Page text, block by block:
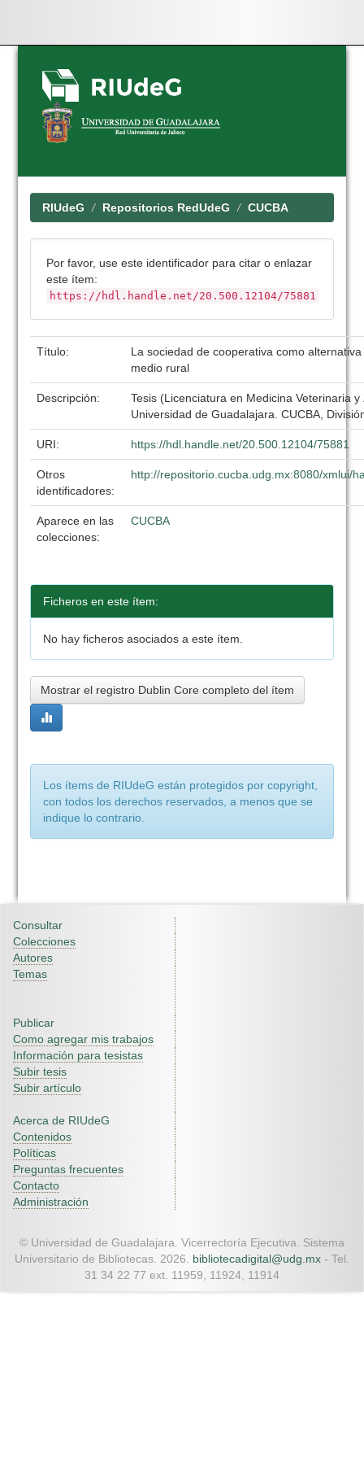
Skip
navigation
RIUdeG Repositorios RedUdeG CUCBA
Por favor, use este identificador para citar o enlazar
este ítem:
https://hdl.handle.net/20.500.12104/75881
Título:
La sociedad de cooperativa como
medio rural
Descripción:
Tesis (Licenciatura en Medicina Veterinaria
Universidad de Guadalajara. CUCBA,
URI: https://hdl.handle.net/20.500.12104/75881
Otros
identificadores:
http://repositorio.cucba.udg.mx:8080/xmlui/
Aparece en las
colecciones:
CUCBA
Ficheros en este ítem:
No hay ficheros asociados a este ítem.
Mostrar el registro Dublin Core completo del ítem
Los ítems de RIUdeG están protegidos por copyright,
con todos los derechos reservados, a menos que se
indique lo contrario.
Consultar
Colecciones
Autores
Temas
Publicar
Como agregar mis trabajos
Información para tesistas
Subir tesis
Subir artículo
Acerca de RIUdeG
Contenidos
Políticas
Preguntas frecuentes
Contacto
Administración
© Universidad de Guadalajara. Vicerrectoría Ejecutiva. Sistema
Universitario de Bibliotecas. 2026. bibliotecadigital@udg.mx - Tel.
31 34 22 77 ext. 11959, 11924, 11914